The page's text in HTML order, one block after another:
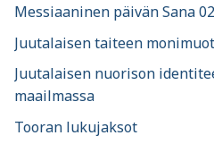
Messiaaninen päivän Sana
Juutalaisen taiteen
Juutalaisen nuorison
maailmassa
Tooran lukujaksot